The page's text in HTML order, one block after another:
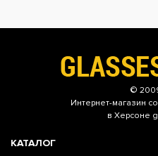
©
Интернет-магазин
в Херсоне
КАТАЛОГ